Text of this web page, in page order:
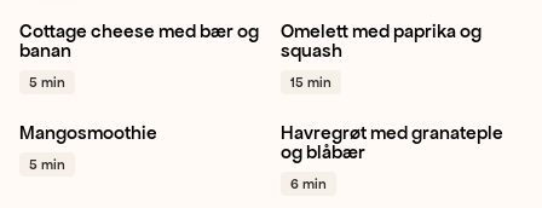
Bringebær
Banan
Cottage cheese med bær og
banan
5 min
Paprika rød
Paprika gul
Omelett med paprika og
squash
15 min
Mango Banan
Mangosmoothie
5 min
Granateple
Blåbær
Havregrøt med granateple
og blåbær
6 min